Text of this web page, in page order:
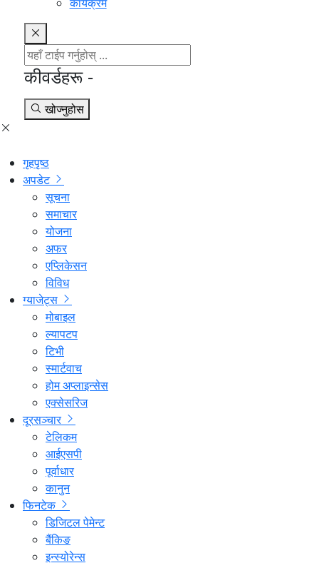
कीवर्डहरू -
खोज्नुहोस
गृहपृष्ठ
अपडेट
सूचना
समाचार
योजना
अफर
एप्लिकेसन
विविध
ग्याजेट्स
मोबाइल
ल्यापटप
टिभी
स्मार्टवाच
होम अप्लाइन्सेस
एक्सेसरिज
दूरसञ्चार
टेलिकम
आईएसपी
पूर्वाधार
कानुन
फिनटेक
डिजिटल पेमेन्ट
बैंकिङ
इन्स्योरेन्स